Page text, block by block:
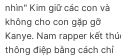
nhìn" Kim giữ các con và
không cho con gặp gỡ
Kanye. Nam rapper kết
thông điệp bằng cách chỉ